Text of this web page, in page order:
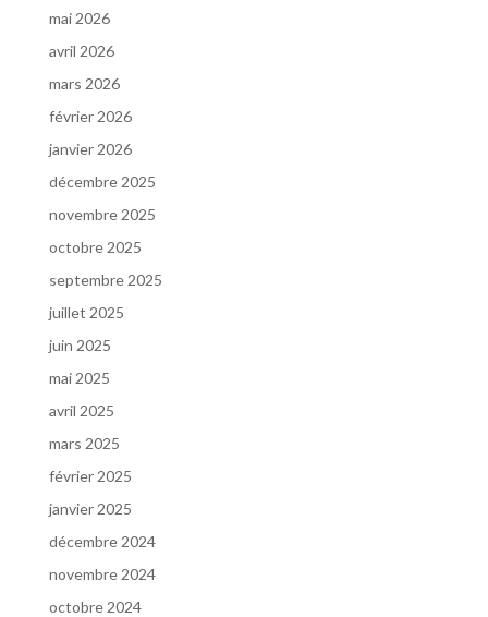
mai 2026
avril 2026
mars 2026
février 2026
janvier 2026
décembre 2025
novembre 2025
octobre 2025
septembre 2025
juillet 2025
juin 2025
mai 2025
avril 2025
mars 2025
février 2025
janvier 2025
décembre 2024
novembre 2024
octobre 2024